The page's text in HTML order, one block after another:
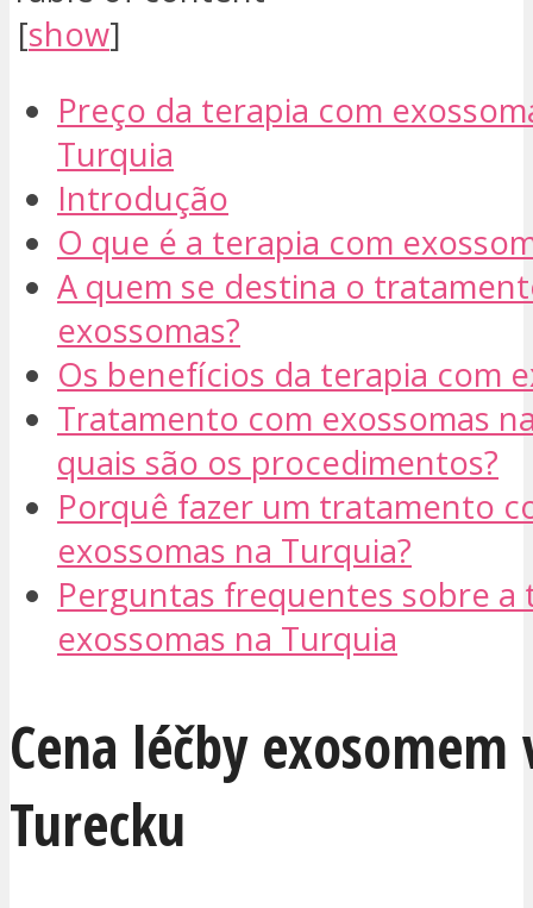
[show]
Preço da terapia com
Turquia
Introdução
O que é a terapia com
A quem se destina o
exossomas?
Os benefícios da terapia com
Tratamento com exossomas
quais são os procedimentos?
Porquê fazer um tratamento
exossomas na Turquia?
Perguntas frequentes sobre a
exossomas na Turquia
Cena léčby exosomem
Turecku